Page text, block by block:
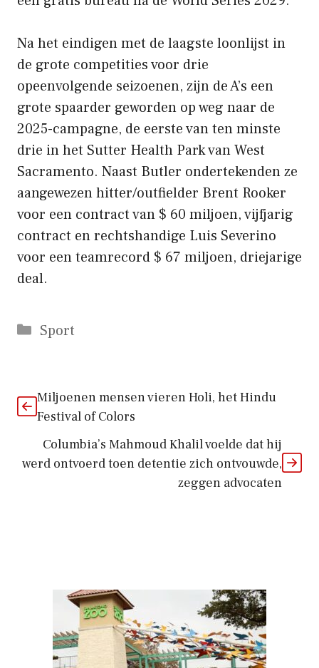
Na het eindigen met de laagste loonlijst in
de grote competities voor drie
opeenvolgende seizoenen, zijn de A’s een
grote spaarder geworden op weg naar de
2025-campagne, de eerste van ten minste
drie in het Sutter Health Park van West
Sacramento. Naast Butler ondertekenden ze
aangewezen hitter/outfielder Brent Rooker
voor een contract van $ 60 miljoen, vijfjarig
contract en rechtshandige Luis Severino
voor een teamrecord $ 67 miljoen, driejarige
deal.
Categorieën
Sport
Miljoenen mensen vieren Holi, het Hindu
Festival of Colors
Columbia’s Mahmoud Khalil voelde dat hij
werd ontvoerd toen detentie zich ontvouwde,
zeggen advocaten